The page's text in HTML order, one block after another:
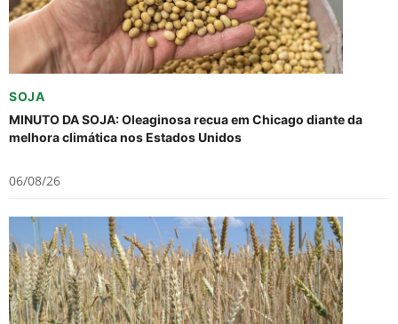
SOJA
MINUTO DA SOJA: Oleaginosa recua em Chicago diante da
melhora climática nos Estados Unidos
06/08/26